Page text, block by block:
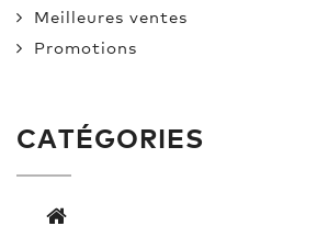
Meilleures ventes
Promotions
CATÉGORIES